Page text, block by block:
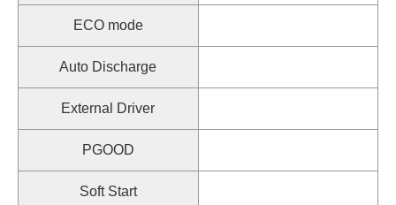
ECO mode
Auto Discharge
External Driver
PGOOD
Soft Start